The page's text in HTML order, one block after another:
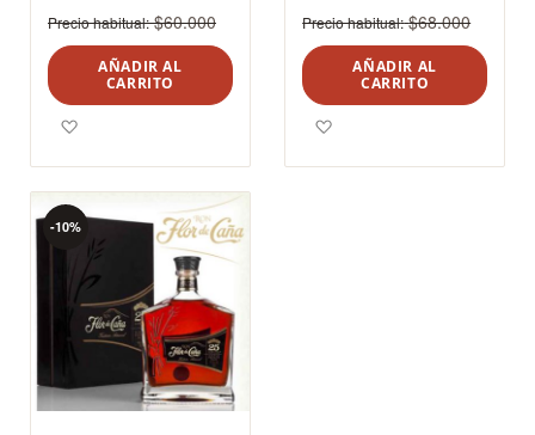
Precio habitual $60.000
AÑADIR AL
CARRITO
Precio habitual $68.000
AÑADIR AL
CARRITO
-10%